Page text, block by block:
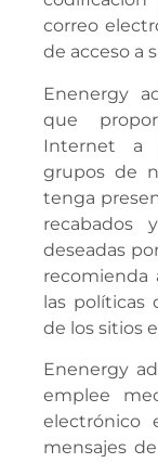
correo
de acceso a
Enenergy
que
Internet a
grupos de
tenga
recabados
deseadas
recomienda
las políticas
de los sitios
Enenergy
emplee
electrónico
mensajes